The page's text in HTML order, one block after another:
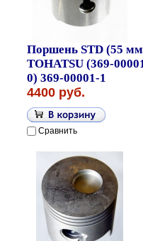
Поршень STD (55
TOHATSU (369-
0) 369-00001-1
4400 руб.
Сравнить